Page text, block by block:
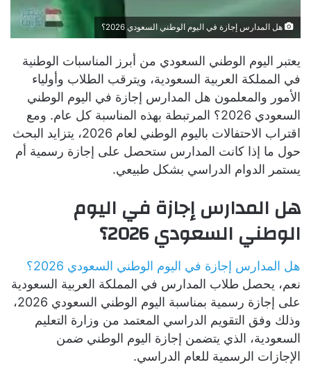
هل المدارس إجازة في اليوم الوطني السعودي 2026؟
يعتبر اليوم الوطني السعودي من أبرز المناسبات الوطنية
في المملكة العربية السعودية، ويترقب الطلاب وأولياء
الأمور والمعلمون هل المدارس إجازة في اليوم الوطني
السعودي 2026؟ المرتبطة بهذه المناسبة كل عام. ومع
اقتراب الاحتفالات باليوم الوطني لعام 2026، يتزايد البحث
حول ما إذا كانت المدارس ستحصل على إجازة رسمية أم
يستمر الدوام الدراسي بشكل طبيعي.
هل المدارس إجازة في اليوم
الوطني السعودي 2026؟
هل المدارس إجازة في اليوم الوطني السعودي 2026؟
نعم، يحصل طلاب المدارس في المملكة العربية السعودية
على إجازة رسمية بمناسبة اليوم الوطني السعودي 2026،
وذلك وفق التقويم الدراسي المعتمد من وزارة التعليم
السعودية، الذي يتضمن إجازة اليوم الوطني ضمن
الإجازات الرسمية للعام الدراسي.